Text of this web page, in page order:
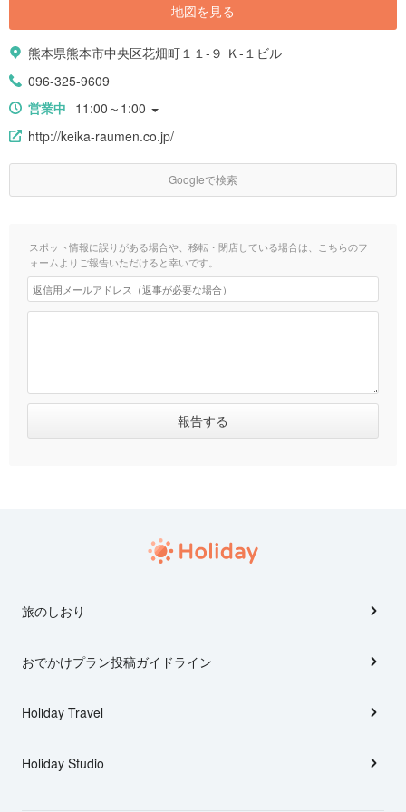
地図を見る
熊本県熊本市中央区花畑町１１-９ Ｋ-１ビル
096-325-9609
営業中 11:00～1:00
http://keika-raumen.co.jp/
Googleで検索
スポット情報に誤りがある場合や、移転・閉店している場合は、こちらのフ
ォームよりご報告いただけると幸いです。
旅のしおり
おでかけプラン投稿ガイドライン
Holiday Travel
Holiday Studio